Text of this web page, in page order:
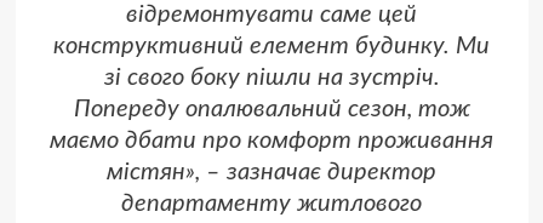
відремонтувати саме цей
конструктивний елемент будинку. Ми
зі свого боку пішли на зустріч.
Попереду опалювальний сезон, тож
маємо дбати про комфорт проживання
містян», – зазначає директор
департаменту житлового